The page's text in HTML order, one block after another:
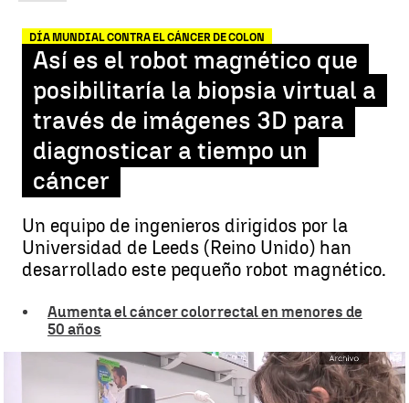
DÍA MUNDIAL CONTRA EL CÁNCER DE COLON
Así es el robot magnético que
posibilitaría la biopsia virtual a
través de imágenes 3D para
diagnosticar a tiempo un
cáncer
Un equipo de ingenieros dirigidos por la
Universidad de Leeds (Reino Unido) han
desarrollado este pequeño robot magnético.
Aumenta el cáncer colorrectal en menores de
50 años
Así es el robot magnético que posibilitaría la biopsia virtual a través
de imágenes 3D |Antena 3 Noticias